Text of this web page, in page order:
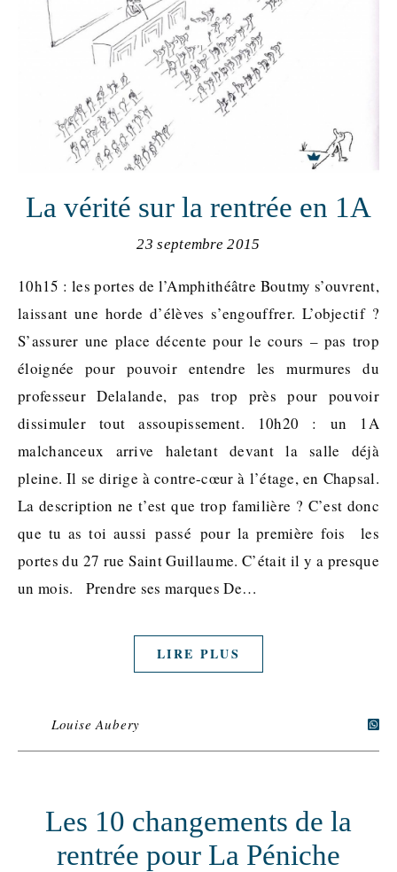
La vérité sur la rentrée en 1A
23 septembre 2015
10h15 : les portes de l’Amphithéâtre Boutmy s’ouvrent,
laissant une horde d’élèves s’engouffrer. L’objectif ?
S’assurer une place décente pour le cours – pas trop
éloignée pour pouvoir entendre les murmures du
professeur Delalande, pas trop près pour pouvoir
dissimuler tout assoupissement. 10h20 : un 1A
malchanceux arrive haletant devant la salle déjà
pleine. Il se dirige à contre-cœur à l’étage, en Chapsal.
La description ne t’est que trop familière ? C’est donc
que tu as toi aussi passé pour la première fois les
portes du 27 rue Saint Guillaume. C’était il y a presque
un mois. Prendre ses marques De…
LIRE PLUS
Louise Aubery
Les 10 changements de la
rentrée pour La Péniche